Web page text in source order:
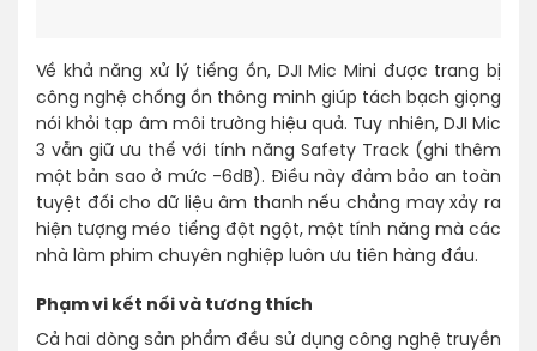
Về khả năng xử lý tiếng ồn, DJI Mic Mini được trang bị
công nghệ chống ồn thông minh giúp tách bạch giọng
nói khỏi tạp âm môi trường hiệu quả. Tuy nhiên, DJI Mic
3 vẫn giữ ưu thế với tính năng Safety Track (ghi thêm
một bản sao ở mức -6dB). Điều này đảm bảo an toàn
tuyệt đối cho dữ liệu âm thanh nếu chẳng may xảy ra
hiện tượng méo tiếng đột ngột, một tính năng mà các
nhà làm phim chuyên nghiệp luôn ưu tiên hàng đầu.
Phạm vi kết nối và tương thích
Cả hai dòng sản phẩm đều sử dụng công nghệ truyền